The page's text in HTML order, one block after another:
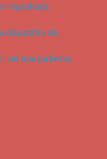
hiperbaric
dispozitiv de
cel mai puternic